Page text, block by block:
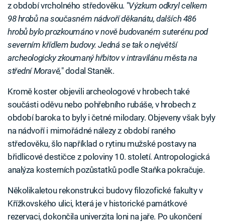
z období vrcholného středověku. "Výzkum odkryl celkem
98 hrobů na současném nádvoří děkanátu, dalších 486
hrobů bylo prozkoumáno v nově budovaném suterénu pod
severním křídlem budovy. Jedná se tak o největší
archeologicky zkoumaný hřbitov v intravilánu města na
střední Moravě," dodal Staněk.
Kromě koster objevili archeologové v hrobech také
součásti oděvu nebo pohřebního rubáše, v hrobech z
období baroka to byly i četné milodary. Objeveny však byly
na nádvoří i mimořádné nálezy z období raného
středověku, šlo například o rytinu mužské postavy na
břidlicové destičce z poloviny 10. století. Antropologická
analýza kosterních pozůstatků podle Staňka pokračuje.
Několikaletou rekonstrukci budovy filozofické fakulty v
Křížkovského ulici, která je v historické památkové
rezervaci, dokončila univerzita loni na jaře. Po ukončení